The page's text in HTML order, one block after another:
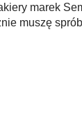
marek
muszę